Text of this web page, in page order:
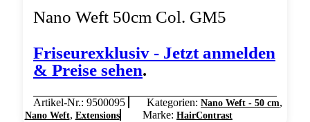
Nano Weft 50cm Col. GM5
Friseurexklusiv - Jetzt anmelden
& Preise sehen.
Artikel-Nr.: 9500095 Kategorien: Nano Weft - 50 cm,
Nano Weft, Extensions Marke: HairContrast